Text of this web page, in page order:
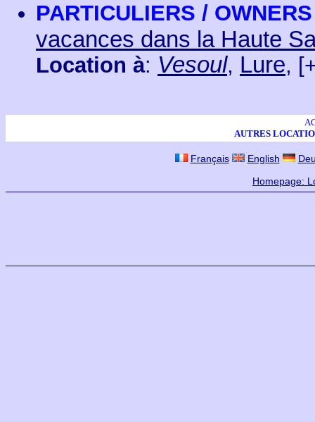
PARTICULIERS / OWNERS
vacances dans la Haute
Location à: Vesoul, Lure,
AUTRES
Français English
Homepage: